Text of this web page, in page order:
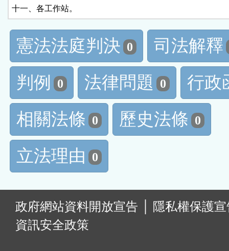
十一、各工作站。
憲法法庭判決 0
司法解釋
判例
0 法律問題 0
行政
相關法條 0 歷史法條 0
立法理由 0
政府網站資料開放宣告
隱私權保護
資訊安全政策